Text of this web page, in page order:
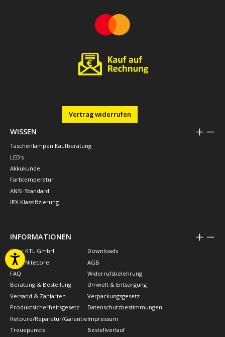
Vertrag widerrufen
WISSEN
Taschenlampen Kaufberatung
LED's
Akkukunde
Farbtemperatur
ANSI-Standard
IPX-Klassifizierung
INFORMATIONEN
Über KTL GmbH
Über Nitecore
FAQ
Beratung & Bestellung
Versand & Zahlarten
Produktsicherheitsgesetz
Retoure/Reparatur/Garantie
Treuepunkte
Downloads
AGB
Widerrufsbelehrung
Umwelt & Entsorgung
Verpackungsgesetz
Datenschutzbestimmungen
Impressum
Bestellverlauf